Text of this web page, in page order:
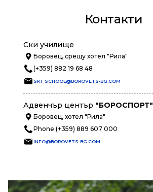
Контакти
Ски училище
Боровец, срещу хотел "Рила"
(+359) 882 19 68 48
SKI_SCHOOL@BOROVETS-BG.COM
Адвенчър център "БОРОСПОРТ"
Боровец, хотел "Рила"
Phone (+359) 889 607 000
INFO@BOROVETS-BG.COM